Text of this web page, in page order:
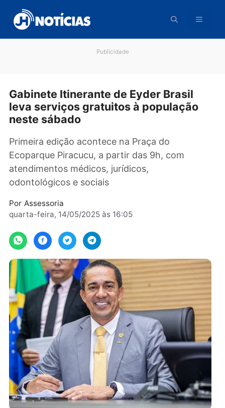
para
conteúdo
Gabinete Itinerante de Eyder Brasil
leva serviços gratuitos à população
Primeira edição acontece na Praça do
Ecoparque Piracucu, a partir das 9h, com
atendimentos médicos, jurídicos,
odontológicos e sociais
quarta-feira, 14/05/2025 às 16:05